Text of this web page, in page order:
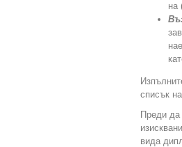
на
списък
Преди да
вида